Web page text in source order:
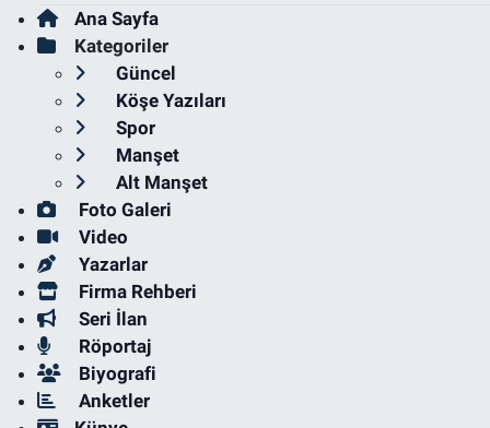
Ana Sayfa
Kategoriler
Güncel
Köşe Yazıları
Spor
Manşet
Alt Manşet
Foto Galeri
Video
Yazarlar
Firma Rehberi
Seri İlan
Röportaj
Biyografi
Anketler